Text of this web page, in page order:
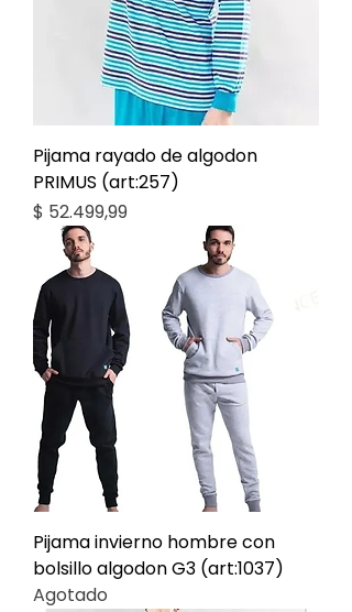
Pijama rayado de algodon
PRIMUS (art:257)
Precio
$ 52.499,99
Pijama invierno hombre con
bolsillo algodon G3 (art:1037)
Agotado